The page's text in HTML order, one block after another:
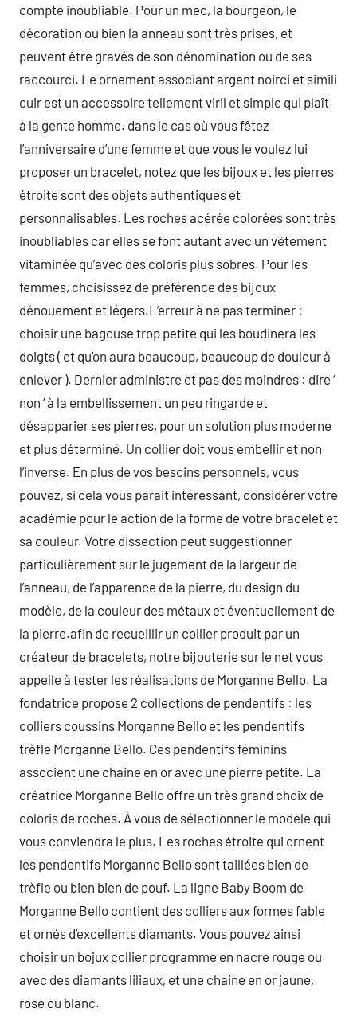
compte inoubliable. Pour un mec, la bourgeon, le
décoration ou bien la anneau sont très prisés, et
peuvent être gravés de son dénomination ou de ses
raccourci. Le ornement associant argent noirci et simili
cuir est un accessoire tellement viril et simple qui plaît
à la gente homme. dans le cas où vous fêtez
l’anniversaire d’une femme et que vous le voulez lui
proposer un bracelet, notez que les bijoux et les pierres
étroite sont des objets authentiques et
personnalisables. Les roches acérée colorées sont très
inoubliables car elles se font autant avec un vêtement
vitaminée qu’avec des coloris plus sobres. Pour les
femmes, choisissez de préférence des bijoux
dénouement et légers.L’erreur à ne pas terminer :
choisir une bagouse trop petite qui les boudinera les
doigts ( et qu’on aura beaucoup, beaucoup de douleur à
enlever ). Dernier administre et pas des moindres : dire ‘
non ‘ à la embellissement un peu ringarde et
désapparier ses pierres, pour un solution plus moderne
et plus déterminé. Un collier doit vous embellir et non
l’inverse. En plus de vos besoins personnels, vous
pouvez, si cela vous parait intéressant, considérer votre
académie pour le action de la forme de votre bracelet et
sa couleur. Votre dissection peut suggestionner
particulièrement sur le jugement de la largeur de
l’anneau, de l’apparence de la pierre, du design du
modèle, de la couleur des métaux et éventuellement de
la pierre.afin de recueillir un collier produit par un
créateur de bracelets, notre bijouterie sur le net vous
appelle à tester les réalisations de Morganne Bello. La
fondatrice propose 2 collections de pendentifs : les
colliers coussins Morganne Bello et les pendentifs
trèfle Morganne Bello. Ces pendentifs féminins
associent une chaine en or avec une pierre petite. La
créatrice Morganne Bello offre un très grand choix de
coloris de roches. À vous de sélectionner le modèle qui
vous conviendra le plus. Les roches étroite qui ornent
les pendentifs Morganne Bello sont taillées bien de
trèfle ou bien bien de pouf. La ligne Baby Boom de
Morganne Bello contient des colliers aux formes fable
et ornés d’excellents diamants. Vous pouvez ainsi
choisir un bojux collier programme en nacre rouge ou
avec des diamants liliaux, et une chaine en or jaune,
rose ou blanc.